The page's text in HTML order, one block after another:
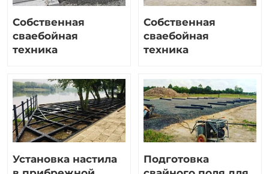
Собственная
сваебойная
техника
Собственная
сваебойная
техника
Установка настила
Подготовка